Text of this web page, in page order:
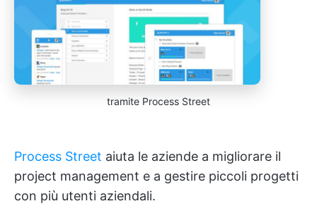
tramite Process Street
Process Street aiuta le aziende a migliorare il
project management e a gestire piccoli progetti
con più utenti aziendali.